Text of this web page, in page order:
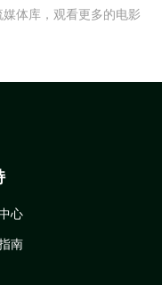
体库，观看更多的电影
心
南